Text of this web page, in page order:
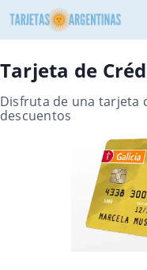
Tarjeta de
Disfruta de una tarjeta
descuentos